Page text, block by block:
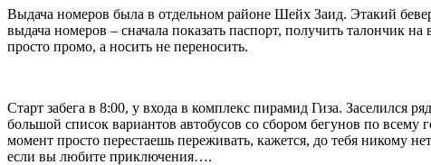
Выдача номеров была в отдельном районе Шейх Заид. Этакий
выдача номеров – сначала показать паспорт, получить талончик
просто промо, а носить не переносить.
Старт забега в 8:00, у входа в комплекс пирамид Гиза. Заселился
большой список вариантов автобусов со сбором бегунов по
момент просто перестаешь переживать, кажется, до тебя никому
если вы любите приключения….